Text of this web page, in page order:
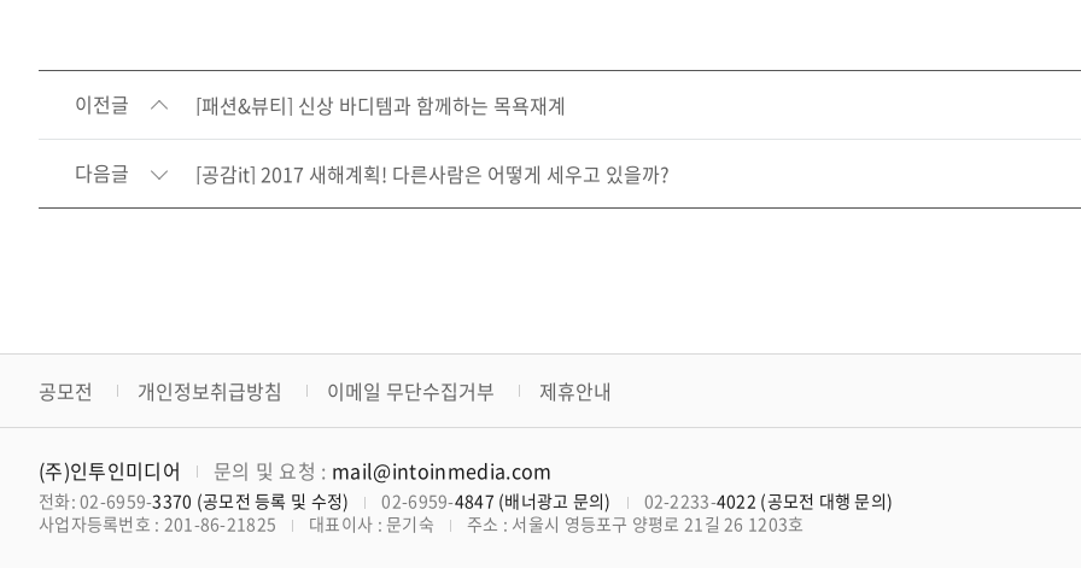
이전글 [패션&뷰티] 신상 바디템과 함께하는 목욕재계
다음글 [공감it] 2017 새해계획! 다른사람은 어떻게 세우고 있을까?
공모전 개인정보취급방침 이메일 무단수집거부 제휴안내
(주)인투인미디어 문의 및 요청 : mail@intoinmedia.com
전화: 02-6959-3370 (공모전 등록 및 수정) 02-6959-4847 (배너광고 문의) 02-2233-4022 (공모전 대행 문의)
사업자등록번호 : 201-86-21825
대표이사 : 문기숙 주소 : 서울시 영등포구 양평로 21길 26 1203호